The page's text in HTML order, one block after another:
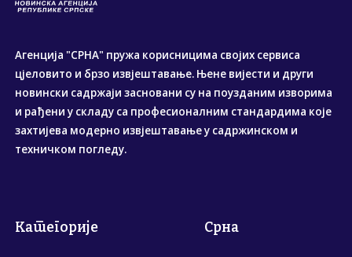
Агенција "СРНА" пружа корисницима својих сервиса
цјеловито и брзо извјештавање. Њене вијести и други
новински садржаји засновани су на поузданим изворима
и рађени у складу са професионалним стандардима које
захтијева модерно извјештавање у садржинском и
техничком погледу.
Категорије Срна